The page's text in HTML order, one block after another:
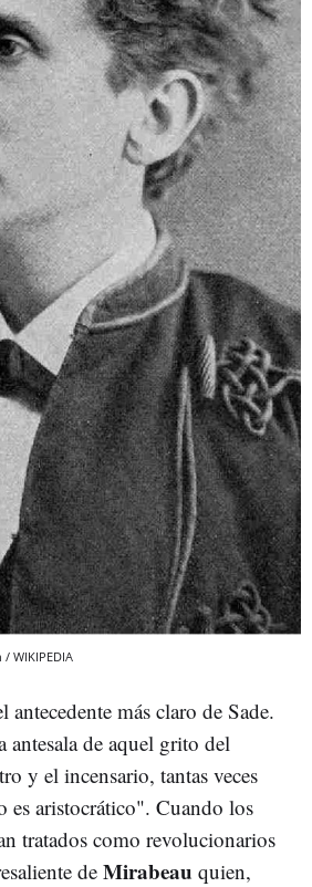
WIKIPEDIA
más claro de Sade.
antesala de aquel grito del
y el incensario, tantas veces
es aristocrático". Cuando los
tratados como revolucionarios
deMirabeau quien,